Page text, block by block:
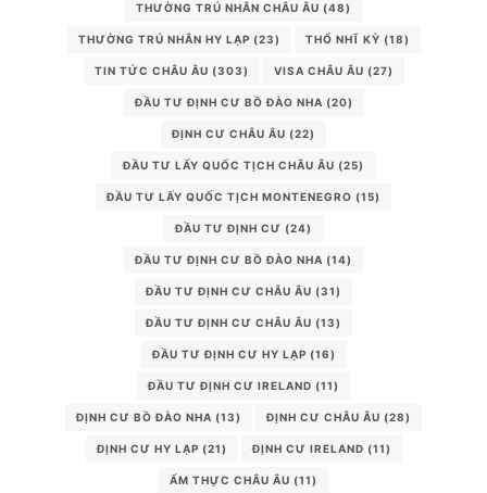
THƯỜNG TRÚ NHÂN CHÂU ÂU (48)
THƯỜNG TRÚ NHÂN HY LẠP (23) THỔ NHĨ KỲ (18)
TIN TỨC CHÂU ÂU (303) VISA CHÂU ÂU (27)
ĐẦU TƯ ĐỊNH CƯ BỒ ĐÀO NHA (20)
ĐỊNH CƯ CHÂU ÂU (22)
ĐẦU TƯ LẤY QUỐC TỊCH CHÂU ÂU (25)
ĐẦU TƯ LẤY QUỐC TỊCH MONTENEGRO (15)
ĐẦU TƯ ĐỊNH CƯ (24)
ĐẦU TƯ ĐỊNH CƯ BỒ ĐÀO NHA (14)
ĐẦU TƯ ĐỊNH CƯ CHÂU ÂU (31)
ĐẦU TƯ ĐỊNH CƯ CHÂU ÂU (13)
ĐẦU TƯ ĐỊNH CƯ HY LẠP (16)
ĐẦU TƯ ĐỊNH CƯ IRELAND (11)
ĐỊNH CƯ BỒ ĐÀO NHA (13) ĐỊNH CƯ CHÂU ÂU (28)
ĐỊNH CƯ HY LẠP (21) ĐỊNH CƯ IRELAND (11)
ẨM THỰC CHÂU ÂU (11)